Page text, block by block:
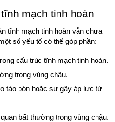
mạch tinh hoàn
tĩnh mạch tinh hoàn vẫn chưa
số yếu tố có thể góp phần:
cấu trúc tĩnh mạch tinh hoàn.
trong vùng chậu.
táo bón hoặc sự gây áp lực từ
bất thường trong vùng chậu.